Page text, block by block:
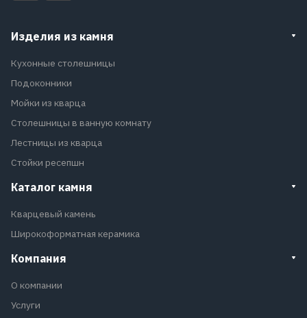
Изделия из камня
Кухонные столешницы
Подоконники
Мойки из кварца
Столешницы в ванную комнату
Лестницы из кварца
Стойки ресепшн
Каталог камня
Кварцевый камень
Широкоформатная керамика
Компания
О компании
Услуги